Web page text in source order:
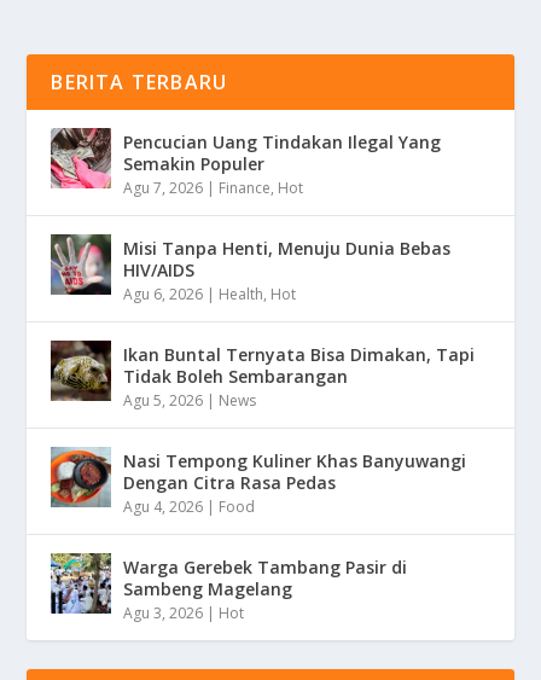
BERITA TERBARU
Pencucian Uang Tindakan Ilegal Yang
Semakin Populer
Agu 7, 2026 | Finance, Hot
Misi Tanpa Henti, Menuju Dunia Bebas
HIV/AIDS
Agu 6, 2026 | Health, Hot
Ikan Buntal Ternyata Bisa Dimakan, Tapi
Tidak Boleh Sembarangan
Agu 5, 2026 | News
Nasi Tempong Kuliner Khas Banyuwangi
Dengan Citra Rasa Pedas
Agu 4, 2026 | Food
Warga Gerebek Tambang Pasir di
Sambeng Magelang
Agu 3, 2026 | Hot